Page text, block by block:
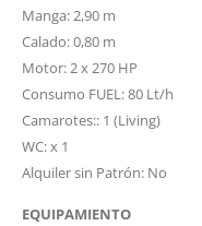
Manga: 2,90 m
Calado: 0,80 m
Motor: 2 x 270 HP
Consumo FUEL: 80 Lt/h
Camarotes:: 1 (Living)
WC: x 1
Alquiler sin Patrón: No
EQUIPAMIENTO